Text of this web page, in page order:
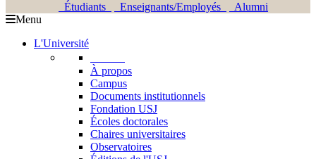
Étudiants Enseignants/Employés
Alumni
Menu
L'Université
À propos
Campus
Documents institutionnels
Fondation USJ
Écoles doctorales
Chaires universitaires
Observatoires